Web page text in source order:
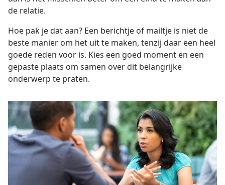
de relatie.
Hoe pak je dat aan? Een berichtje of mailtje is niet de
beste manier om het uit te maken, tenzij daar een heel
goede reden voor is. Kies een goed moment en een
gepaste plaats om samen over dit belangrijke
onderwerp te praten.